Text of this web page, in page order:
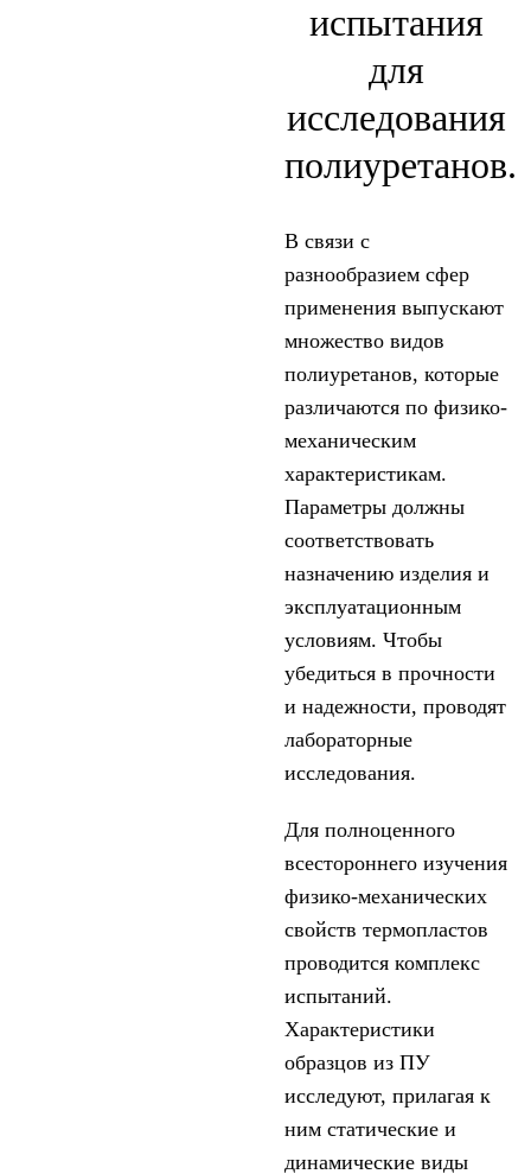
испытания
для
исследования
полиуретанов.
В связи с
разнообразием сфер
применения выпускают
множество видов
полиуретанов, которые
различаются по физико-
механическим
характеристикам.
Параметры должны
соответствовать
назначению изделия и
эксплуатационным
условиям. Чтобы
убедиться в прочности
и надежности, проводят
лабораторные
исследования.
Для полноценного
всестороннего изучения
физико-механических
свойств термопластов
проводится комплекс
испытаний.
Характеристики
образцов из ПУ
исследуют, прилагая к
ним статические и
динамические виды